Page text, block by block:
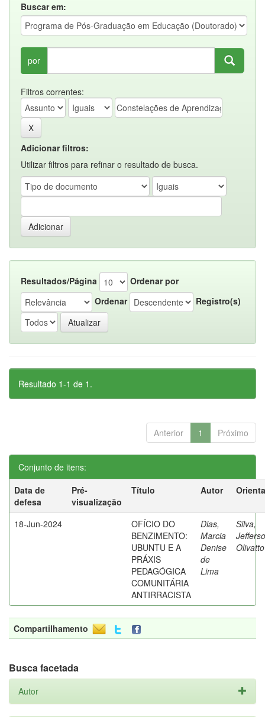
Buscar em:
por
Filtros correntes:
Adicionar filtros:
Utilizar filtros para refinar o resultado de busca.
Resultados/Página
Ordenar por
Ordenar
Registro(s)
Resultado 1-1 de 1.
Anterior 1 Próximo
Conjunto de itens:
Data de
defesa
Pré-
visualização
Título Autor
18-Jun-2024
OFÍCIO DO
BENZIMENTO:
UBUNTU E A
PRÁXIS
PEDAGÓGICA
COMUNITÁRIA
ANTIRRACISTA
Dias,
Marcia
Denise
de
Lima
Silva,
Compartilhamento
Busca facetada
Autor